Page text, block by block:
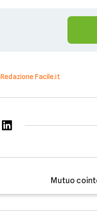
Redazione Facile.it
Mutuo